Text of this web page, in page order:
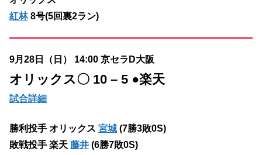
紅林8号(5回裏2ラン)
9月28日（日） 14:00 京セラD大阪
オリックス〇 10 – 5 ●楽天
試合詳細
勝利投手 オリックス 宮城 (7勝3敗0S)
敗戦投手 楽天 藤井 (6勝7敗0S)